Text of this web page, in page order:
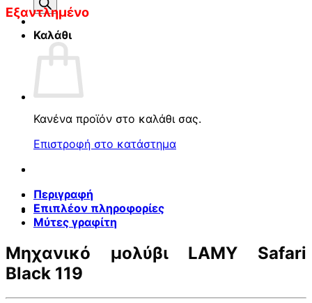
Καλάθι
Κανένα προϊόν στο καλάθι σας.
Επιστροφή στο κατάστημα
Εξαντλημένο
Περιγραφή
Επιπλέον πληροφορίες
Μύτες γραφίτη
Μηχανικό μολύβι LAMY Safari
Black 119